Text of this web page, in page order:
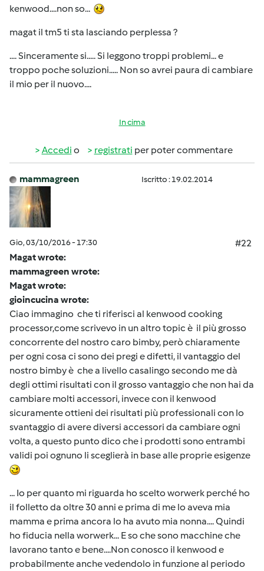
kenwood....non so...
magat il tm5 ti sta lasciando perplessa ?
.... Sinceramente si..... Si leggono troppi problemi... e
troppo poche soluzioni..... Non so avrei paura di cambiare
il mio per il nuovo....
In cima
Accedi o registrati per poter commentare
mammagreen Iscritto : 19.02.2014
Gio, 03/10/2016 - 17:30
#22
Magat wrote:
mammagreen wrote:
Magat wrote:
gioincucina wrote:
Ciao immagino che ti riferisci al kenwood cooking
processor,come scrivevo in un altro topic è il più grosso
concorrente del nostro caro bimby, però chiaramente
per ogni cosa ci sono dei pregi e difetti, il vantaggio del
nostro bimby è che a livello casalingo secondo me dà
degli ottimi risultati con il grosso vantaggio che non hai da
cambiare molti accessori, invece con il kenwood
sicuramente ottieni dei risultati più professionali con lo
svantaggio di avere diversi accessori da cambiare ogni
volta, a questo punto dico che i prodotti sono entrambi
validi poi ognuno li sceglierà in base alle proprie esigenze
... Io per quanto mi riguarda ho scelto worwerk perché ho
il folletto da oltre 30 anni e prima di me lo aveva mia
mamma e prima ancora lo ha avuto mia nonna.... Quindi
ho fiducia nella worwerk... E so che sono macchine che
lavorano tanto e bene....Non conosco il kenwood e
probabilmente anche vedendolo in funzione al periodo